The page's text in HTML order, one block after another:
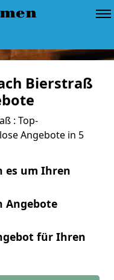
Bierstraß
: Top-
Angebote in 5
es um Ihren
Angebote
für Ihren